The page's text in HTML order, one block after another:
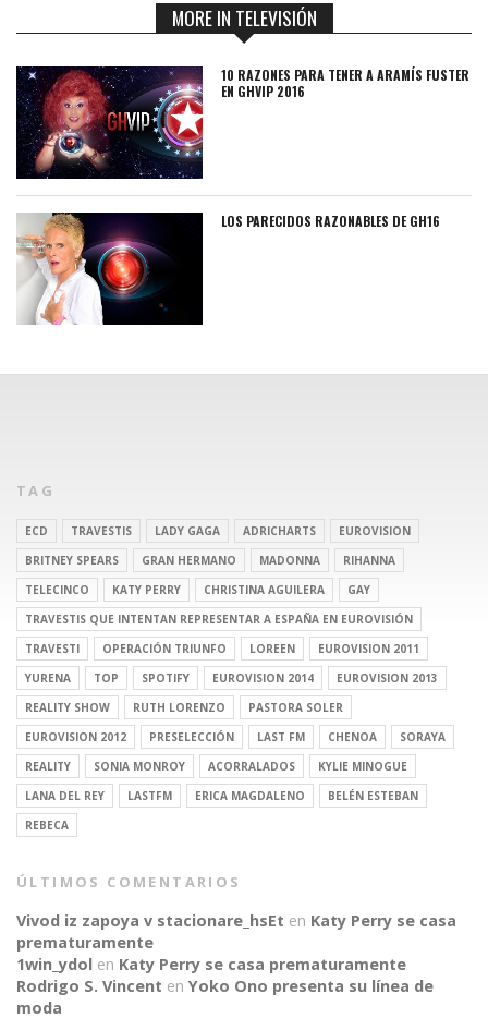
MORE IN TELEVISIÓN
10 RAZONES PARA TENER A ARAMÍS FUSTER
EN GHVIP 2016
LOS PARECIDOS RAZONABLES DE GH16
TAG
ECD TRAVESTIS LADY GAGA ADRICHARTS
EUROVISION
BRITNEY SPEARS
GRAN HERMANO MADONNA
RIHANNA
TELECINCO
KATY PERRY CHRISTINA AGUILERA
GAY
TRAVESTIS QUE INTENTAN REPRESENTAR A ESPAÑA EN EUROVISIÓN
TRAVESTI
OPERACIÓN TRIUNFO LOREEN
EUROVISION 2011
YURENA
TOP SPOTIFY EUROVISION 2014
EUROVISION 2013
REALITY SHOW
RUTH LORENZO
PASTORA SOLER
EUROVISION 2012
PRESELECCIÓN LAST FM CHENOA
SORAYA
REALITY
SONIA MONROY ACORRALADOS
KYLIE MINOGUE
LANA DEL REY
LASTFM ERICA MAGDALENO
BELÉN ESTEBAN
REBECA
ÚLTIMOS COMENTARIOS
Vivod iz zapoya v stacionare_hsEt en Katy Perry se casa
prematuramente
1win_ydol en Katy Perry se casa prematuramente
Rodrigo S. Vincent en Yoko Ono presenta su línea de
moda